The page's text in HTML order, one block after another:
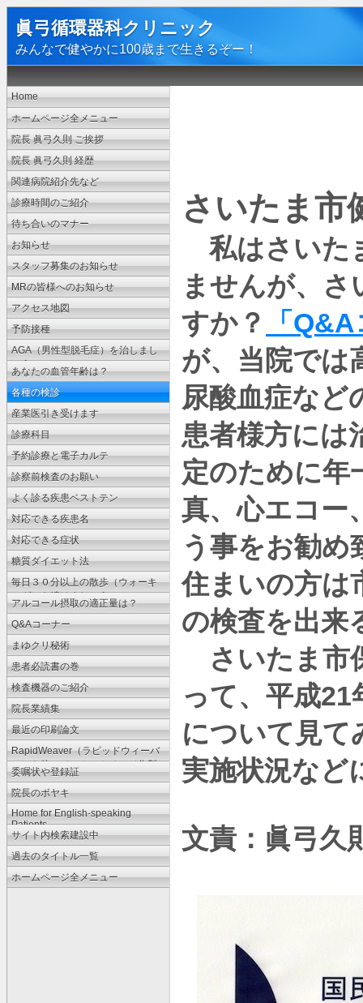
眞弓循環器科クリニック
みんなで健やかに100歳まで生きるぞー！
Home
ホームページ全メニュー
院長 眞弓久則 ご挨拶
院長 眞弓久則 経歴
関連病院紹介先など
診療時間のご紹介
待ち合いのマナー
お知らせ
スタッフ募集のお知らせ
MRの皆様へのお知らせ
アクセス地図
予防接種
AGA（男性型脱毛症）を治しまし
ょう
あなたの血管年齢は？
各種の検診
産業医引き受けます
診療科目
予約診療と電子カルテ
診察前検査のお願い
よく診る疾患ベストテン
対応できる疾患名
対応できる症状
糖質ダイエット法
毎日３０分以上の散歩（ウォーキ
ング）を続けましょう
アルコール摂取の適正量は？
Q&Aコーナー
まゆクリ秘術
患者必読書の巻
検査機器のご紹介
院長業績集
最近の印刷論文
RapidWeaver（ラピッドウィーバ
ー）を使ってのホームページ作製
法
委嘱状や登録証
院長のボヤキ
Home for English-speaking
Patients
サイト内検索建設中
過去のタイトル一覧
ホームページ全メニュー
さいたま市
私はさいた
ませんが、
すか？
「 Q&A
が、当院では
尿酸血症など
患者様方には
定のために年
真、心エコー
う事をお勧め
住まいの方は
の検査を出来
さいたま市
って、平成21
について見て
実施状況など
文責：眞弓久